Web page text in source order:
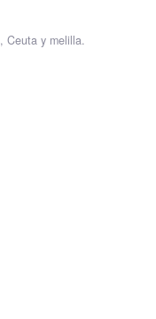
Ceuta y melilla.